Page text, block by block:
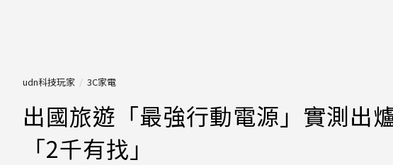
udn科技玩家 3C家電
出國旅遊「最強行動電源」實測出
「2千有找」